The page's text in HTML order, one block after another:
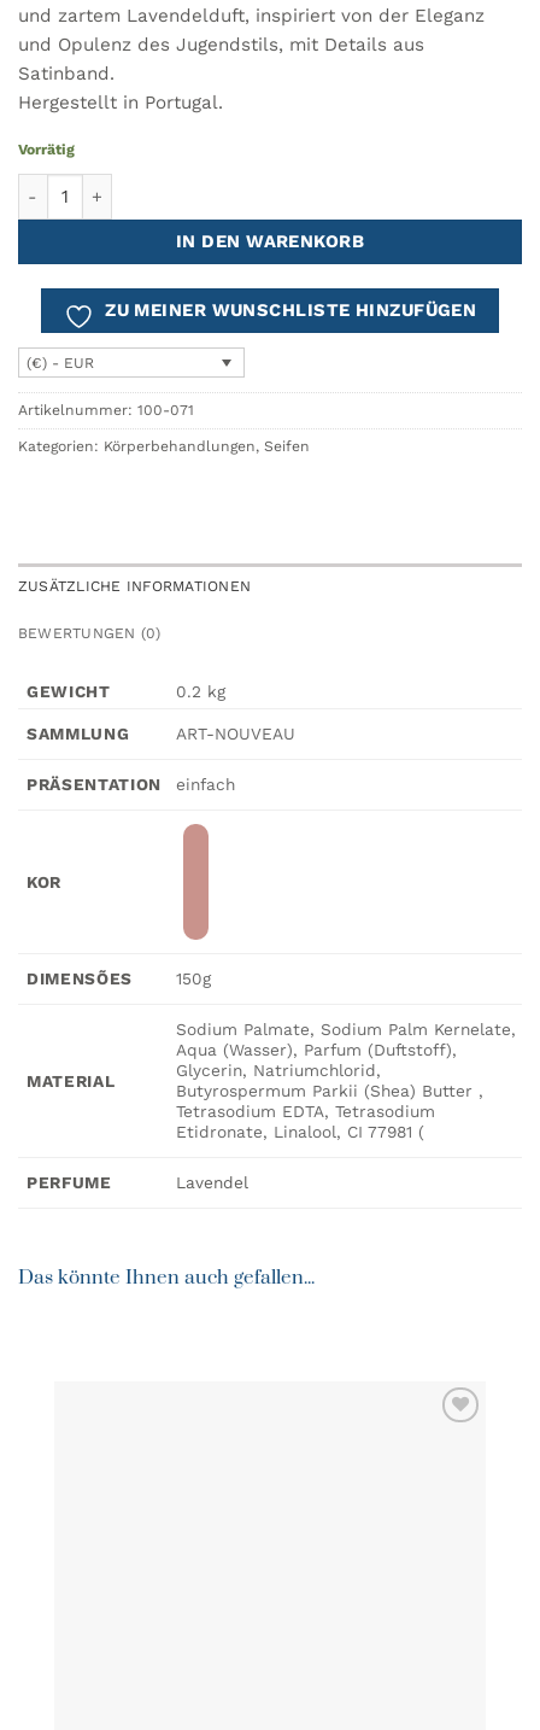
und zartem Lavendelduft, inspiriert von der Eleganz
und Opulenz des Jugendstils, mit Details aus
Satinband.
Hergestellt in Portugal.
Vorrätig
IN DEN WARENKORB
ZU MEINER WUNSCHLISTE HINZUFÜGEN
(€) - EUR
Artikelnummer: 100-071
Kategorien: Körperbehandlungen, Seifen
ZUSÄTZLICHE INFORMATIONEN
BEWERTUNGEN (0)
GEWICHT 0.2 kg
SAMMLUNG ART-NOUVEAU
PRÄSENTATION einfach
KOR
DIMENSÕES 150g
MATERIAL
Sodium Palmate, Sodium Palm Kernelate,
Aqua (Wasser), Parfum (Duftstoff),
Glycerin, Natriumchlorid,
Butyrospermum Parkii (Shea) Butter ,
Tetrasodium EDTA, Tetrasodium
Etidronate, Linalool, CI 77981 (
PERFUME Lavendel
Das könnte Ihnen auch gefallen...